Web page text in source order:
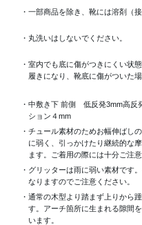
・一部商品を除き、靴には溶剤（
・丸洗いはしないでください。
・室内でも底に傷がつきにくい状
履きになり、靴底に傷がついた
・中敷き下 前側 低反発3mm高
ション４mm
・チュール素材のためお幅伸ばし
に弱く、引っかけたり継続的な
ます。ご着用の際には十分ご注意
・グリッターは雨に弱い素材です
なりますのでご注意ください。
・通常の木型より踏まず上りから
す。アーチ箇所に生まれる隙間
います。